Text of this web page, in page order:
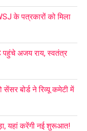
के पत्रकारों को मिला
पहुंचे अजय राय, स्वतंत्र
बोर्ड ने रिव्यू कमेटी में
यहां करेंगी नई शुरूआत!